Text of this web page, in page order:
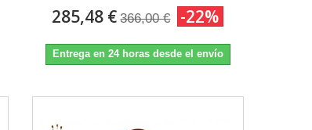
285,48 € 366,00 € -22%
Entrega en 24 horas desde el envío